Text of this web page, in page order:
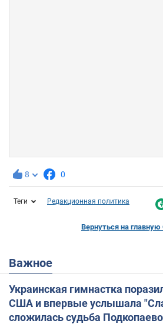
8 0
Теги Редакционная политика
Вернуться на главную
Важное
Украинская гимнастка
США и впервые услышала
сложилась судьба